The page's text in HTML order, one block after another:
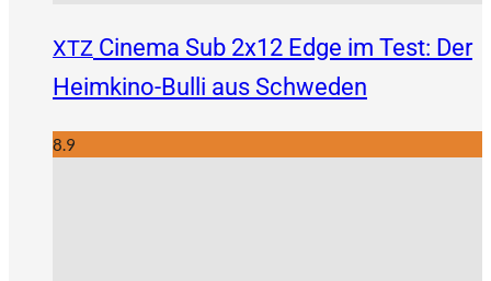
XTZ Cinema Sub 2x12 Edge im Test: Der
Heimkino-Bulli aus Schweden
8.9